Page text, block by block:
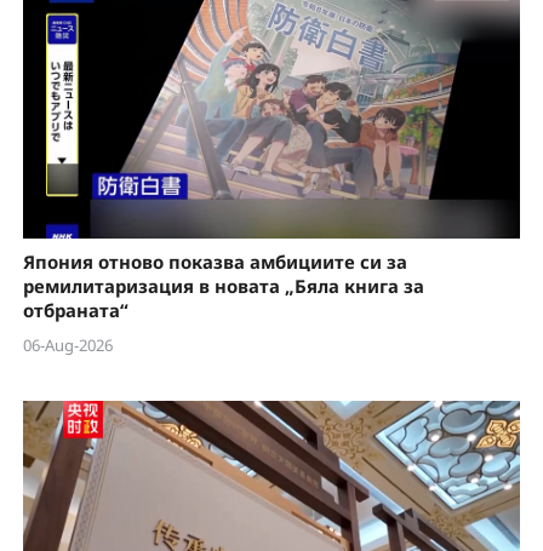
Япония отново показва амбициите си за
ремилитаризация в новата „Бяла книга за
отбраната“
06-Aug-2026